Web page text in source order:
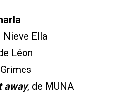
Nieve Ella
Léon
away, de MUNA